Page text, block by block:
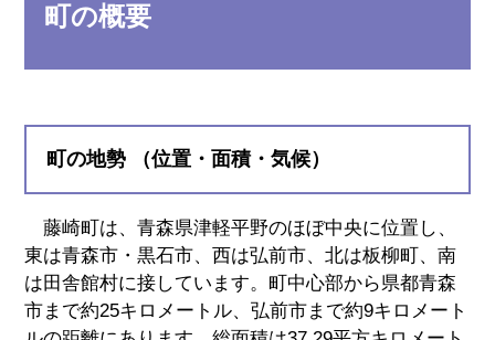
町の概要
町の地勢 （位置・面積・気候）
藤崎町は、青森県津軽平野のほぼ中央に位置し、
東は青森市・黒石市、西は弘前市、北は板柳町、南
は田舎館村に接しています。町中心部から県都青森
市まで約25キロメートル、弘前市まで約9キロメート